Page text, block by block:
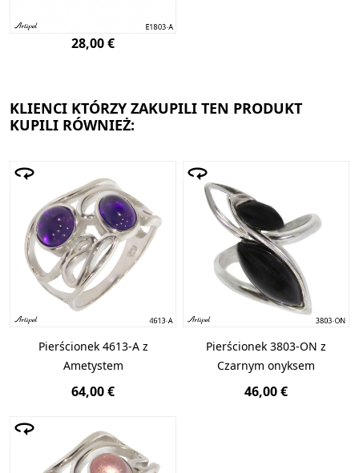
28,00 €
KLIENCI KTÓRZY ZAKUPILI TEN PRODUKT
KUPILI RÓWNIEŻ:
Pierścionek 4613-A z
Ametystem
64,00 €
Pierścionek 3803-ON z
Czarnym onyksem
46,00 €